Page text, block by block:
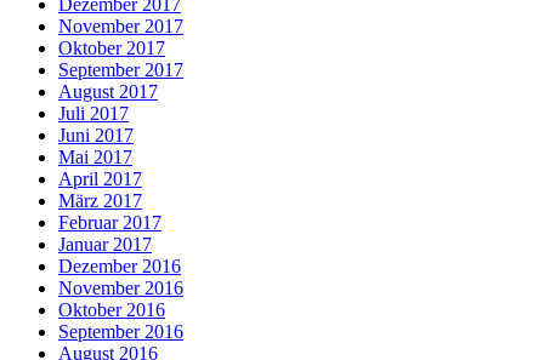
Dezember 2017
November 2017
Oktober 2017
September 2017
August 2017
Juli 2017
Juni 2017
Mai 2017
April 2017
März 2017
Februar 2017
Januar 2017
Dezember 2016
November 2016
Oktober 2016
September 2016
August 2016